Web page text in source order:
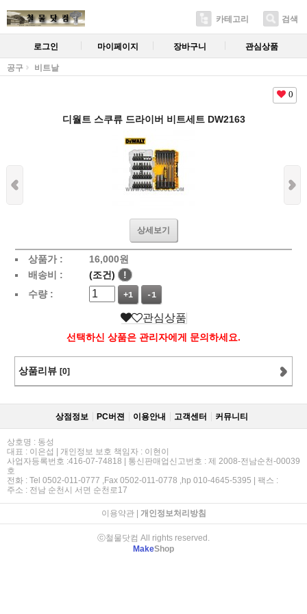
카테고리 검색
로그인 마이페이지 장바구니 관심상품
공구 비트날
0
디월트 스쿠류 드라이버 비트세트 DW2163
상세보기
상품가 : 16,000원
배송비 :
(조건)
!
수량 :
+1 -1
관심상품
선택하신 상품은 관리자에게 문의하세요.
상품리뷰 [0]
상점정보 PC버젼 이용안내 고객센터 커뮤니티
상호명 : 동성
대표 : 이은섭 | 개인정보 보호 책임자 : 이현이
사업자등록번호 :416-07-74818 | 통신판매업신고번호 : 제 2008-전남순천-00039
호
전화 : Tel 0502-011-0777 ,Fax 0502-011-0778 ,hp 010-4645-5395 | 팩스 :
주소 : 전남 순천시 서면 순천로17
이용약관| 개인정보처리방침
ⓒ철물닷컴 All rights reserved.
MakeShop